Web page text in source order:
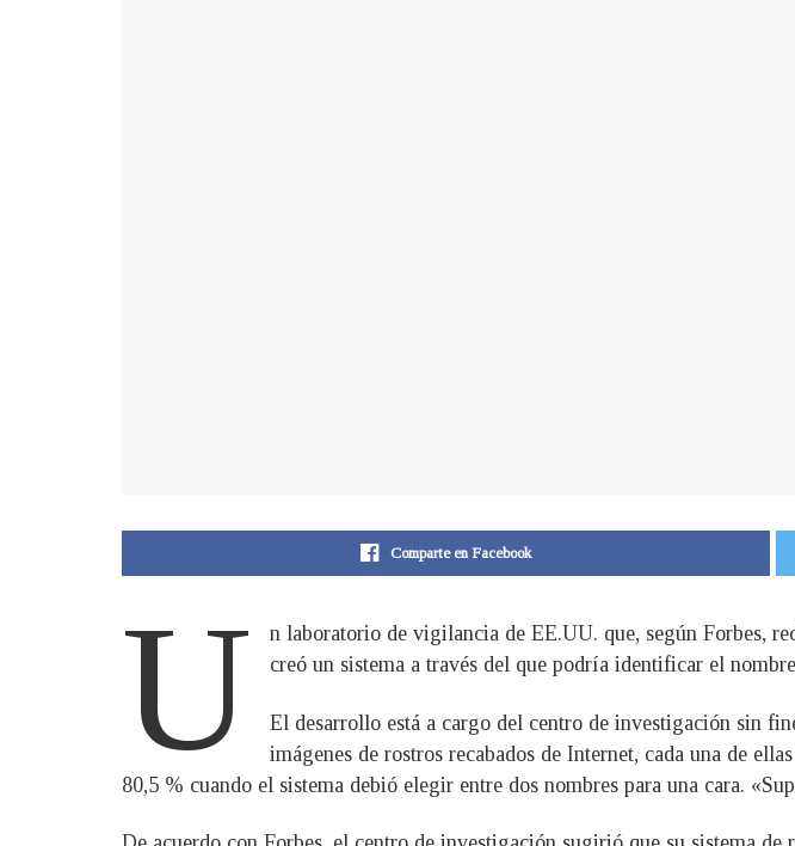
Comparte en Facebook
U
n laboratorio de vigilancia de EE.UU. que, según Forbes,
creó un sistema a través del que podría identificar el
El desarrollo está a cargo del centro de investigación sin
imágenes de rostros recabados de Internet, cada una de
80,5 % cuando el sistema debió elegir entre dos nombres para una cara.